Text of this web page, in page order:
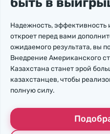
Надежность, эффективность
откроет перед вами
ожидаемого результата, вы
Внедрение Американского
Казахстана станет эрой
казахстанцев, чтобы
полную силу.